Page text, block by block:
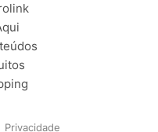
Privacidade